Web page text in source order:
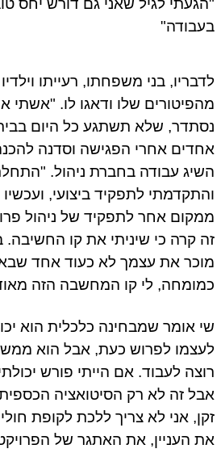
לגיל שאני גם דורש יחס טוב,
בני משפחתו, רעייתו וילדיו
שלו ודאגו לו. "אשתי
שלא תשתגע כל היום
אחרי הפגישה וסדנה להכנה
עבודה בחברת ניהול. "התחלתי
לתפקיד ביצועי, ועכשיו
אחר לתפקיד של ניהול
קרה כי שיניתי את קו החשיבה.
את עצמך לא כעוד אחד שבא
לי קו המחשבה הזה מאוד
אומר שמבחינה כלכלית הוא
לפרוש כעת, אבל הוא ממש
לעבוד. אם הייתי פורש יכולתי
אני לא צריך ללכת לקופת חולים
העניין, את האתגר של